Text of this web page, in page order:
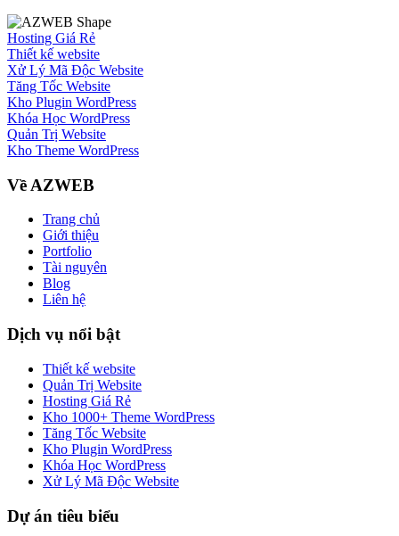
Hosting Giá Rẻ
Thiết kế website
Xử Lý Mã Độc Website
Tăng Tốc Website
Kho Plugin WordPress
Khóa Học WordPress
Quản Trị Website
Kho Theme WordPress
Về AZWEB
Trang chủ
Giới thiệu
Portfolio
Tài nguyên
Blog
Liên hệ
Dịch vụ nổi bật
Thiết kế website
Quản Trị Website
Hosting Giá Rẻ
Kho 1000+ Theme WordPress
Tăng Tốc Website
Kho Plugin WordPress
Khóa Học WordPress
Xử Lý Mã Độc Website
Dự án tiêu biểu